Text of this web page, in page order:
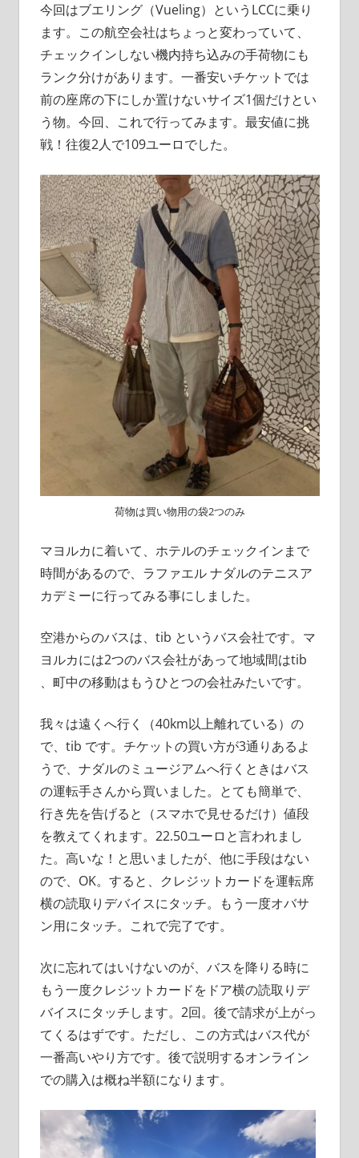
今回はブエリング（Vueling）というLCCに乗り
ます。この航空会社はちょっと変わっていて、
チェックインしない機内持ち込みの手荷物にも
ランク分けがあります。一番安いチケットでは
前の座席の下にしか置けないサイズ1個だけとい
う物。今回、これで行ってみます。最安値に挑
戦！往復2人で109ユーロでした。
荷物は買い物用の袋2つのみ
マヨルカに着いて、ホテルのチェックインまで
時間があるので、ラファエル ナダルのテニスア
カデミーに行ってみる事にしました。
空港からのバスは、tib というバス会社です。マ
ヨルカには2つのバス会社があって地域間はtib
、町中の移動はもうひとつの会社みたいです。
我々は遠くへ行く（40km以上離れている）の
で、tib です。チケットの買い方が3通りあるよ
うで、ナダルのミュージアムへ行くときはバス
の運転手さんから買いました。とても簡単で、
行き先を告げると（スマホで見せるだけ）値段
を教えてくれます。22.50ユーロと言われまし
た。高いな！と思いましたが、他に手段はない
ので、OK。すると、クレジットカードを運転席
横の読取りデバイスにタッチ。もう一度オバサ
ン用にタッチ。これで完了です。
次に忘れてはいけないのが、バスを降りる時に
もう一度クレジットカードをドア横の読取りデ
バイスにタッチします。2回。後で請求が上がっ
てくるはずです。ただし、この方式はバス代が
一番高いやり方です。後で説明するオンライン
での購入は概ね半額になります。